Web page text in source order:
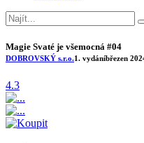
Magie Svaté je všemocná #04
DOBROVSKÝ s.r.o.1. vydáníbřezen
4.3